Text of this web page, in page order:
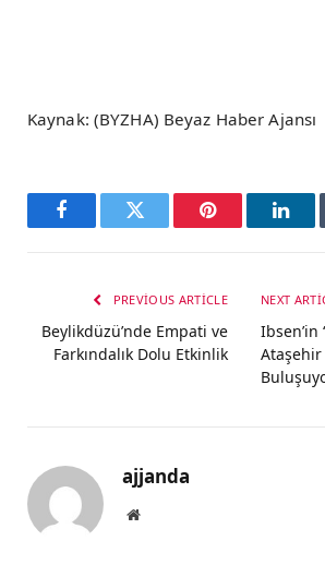
Kaynak: (BYZHA) Beyaz Haber Ajansı
FacebookTwitter Pinterest
PREVIOUS ARTICLE
Beylikdüzü’nde Empati ve
Farkındalık Dolu Etkinlik
NEXT
Ibsen’in
ajjanda
Website